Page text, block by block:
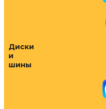
Диски
и
шины